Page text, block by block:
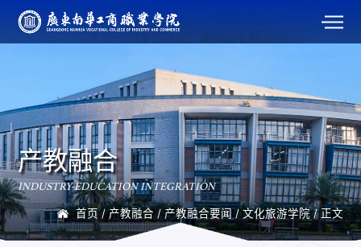
产教融合
INDUSTRY-EDUCATION INTEGRATION
首页/产教融合 / 产教融合要闻/文化旅游学院/ 正文